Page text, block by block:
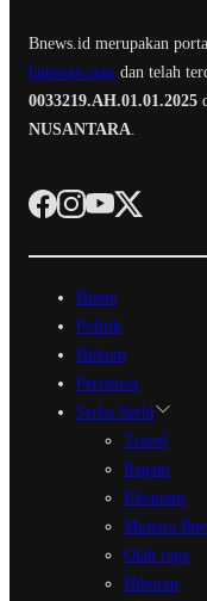
Bnews.id merupakan
bnewstv.com dan telah
0033219.AH.01.01.2025
NUSANTARA
Home
Politik
Hukum
Peristiwa
Serba Serbi
Travel
Ragam
Ekonomi
Mutiara
Olah raga
Hiburan